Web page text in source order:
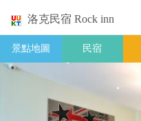
洛克民宿 Rock inn
景點地圖 民宿